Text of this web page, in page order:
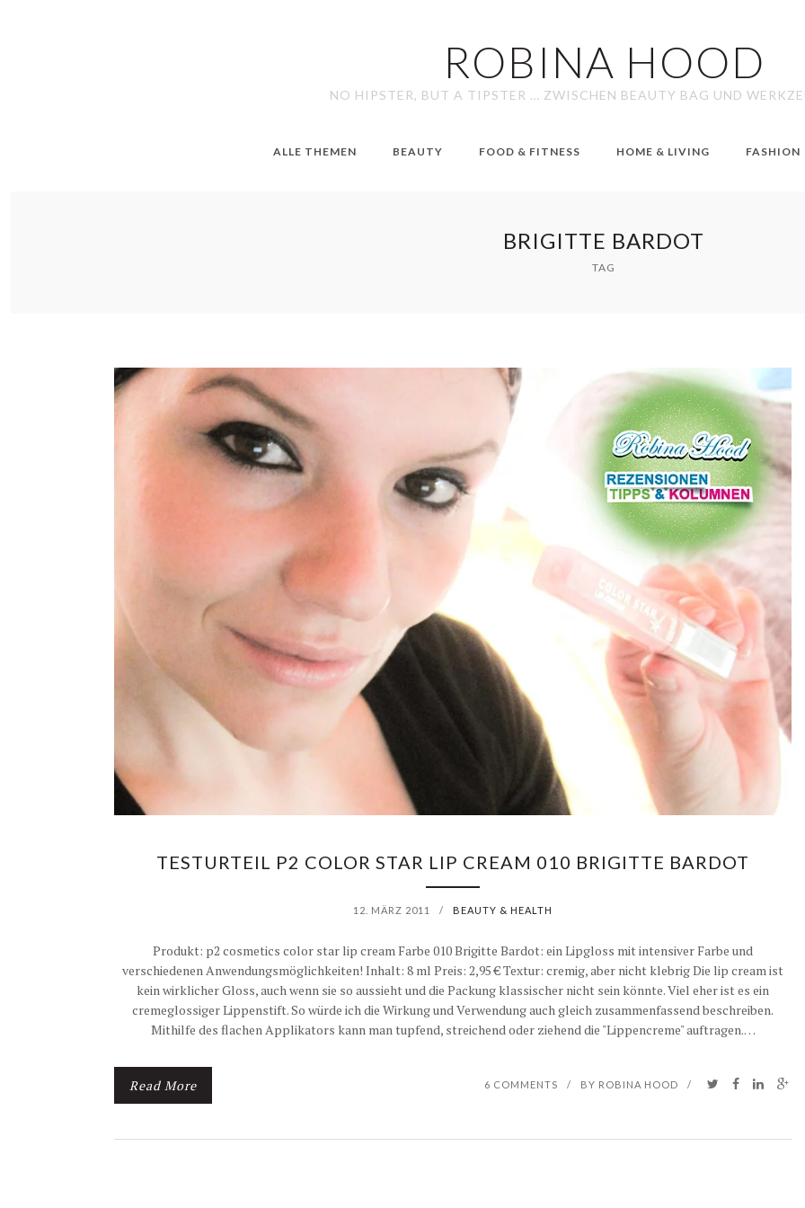
ROBINA HOOD
NO HIPSTER, BUT A TIPSTER … ZWISCHEN BEAUTY BAG UND
ALLE THEMEN BEAUTY FOOD & FITNESS HOME & LIVING FASHION
BRIGITTE BARDOT
TAG
TESTURTEIL P2 COLOR STAR LIP CREAM 010 BRIGITTE BARDOT
12. MÄRZ 2011 / BEAUTY & HEALTH
Produkt: p2 cosmetics color star lip cream Farbe 010 Brigitte Bardot: ein Lipgloss mit intensiver Farbe und
verschiedenen Anwendungsmöglichkeiten! Inhalt: 8 ml Preis: 2,95 € Textur: cremig, aber nicht klebrig Die lip cream ist
kein wirklicher Gloss, auch wenn sie so aussieht und die Packung klassischer nicht sein könnte. Viel eher ist es ein
cremeglossiger Lippenstift. So würde ich die Wirkung und Verwendung auch gleich zusammenfassend beschreiben.
Mithilfe des flachen Applikators kann man tupfend, streichend oder ziehend die "Lippencreme" auftragen.…
Read More 6 COMMENTS / BY ROBINA HOOD /